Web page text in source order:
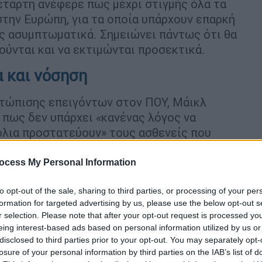
My Personal Information
opt-out of the sale, sharing to third parties, or processing of your
for targeted advertising by us, please use the below opt-out
selection. Please note that after your opt-out request is processed
interest-based ads based on personal information utilized by us
to third parties prior to your opt-out. You may separately
of your personal information by third parties on the IAB’s list of
ανέφερε πως μέχρι στιγμής όλα τα
Ευρώπη, για τα οποία υπάρχουν επαρκή
ασυμπτωματικά. Σημειώνει πάντως ότι θα
και να εκτιμώνται προσεκτικά.
και νόσηση
επειγόντων στον ΠΟΥ, Μάικλ
δεν υπάρχει «κανένας λόγος να
προστατεύουν» τους ασθενείς που
από τις σοβαρές μορφές της
που έχουν αποδείξει την επάρκειά τους
τώρα, όσον αφορά τη σοβαρότητα της
είπε ο δρ Ράιαν σε συνέντευξη που
δεν θα συμβεί το ίδιο» με την Όμικρον,